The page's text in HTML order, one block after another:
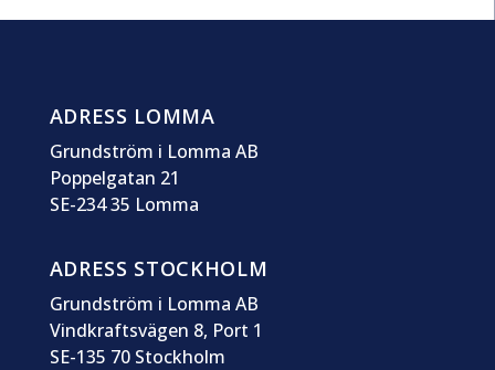
ADRESS LOMMA
Grundström i Lomma AB
Poppelgatan 21
SE-234 35 Lomma
ADRESS STOCKHOLM
Grundström i Lomma AB
Vindkraftsvägen 8, Port 1
SE-135 70 Stockholm